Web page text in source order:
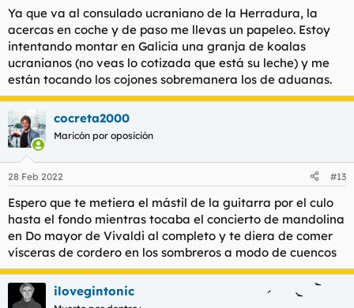
:
Ya que va al consulado ucraniano de la Herradura, la
acercas en coche y de paso me llevas un papeleo. Estoy
intentando montar en Galicia una granja de koalas
ucranianos (no veas lo cotizada que está su leche) y me
están tocando los cojones sobremanera los de aduanas.
cocreta2000
Maricón por oposición
28 Feb 2022 #13
Espero que te metiera el mástil de la guitarra por el culo
hasta el fondo mientras tocaba el concierto de mandolina
en Do mayor de Vivaldi al completo y te diera de comer
vísceras de cordero en los sombreros a modo de cuencos
ilovegintonic